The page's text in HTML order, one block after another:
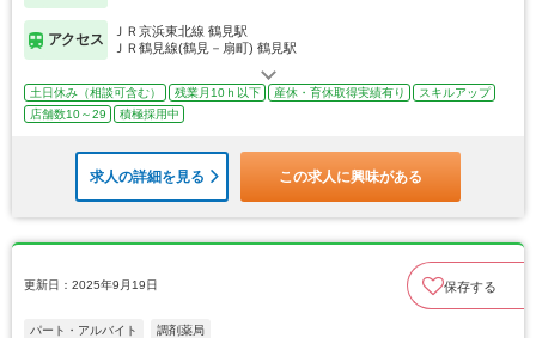
アクセス
ＪＲ京浜東北線 鶴見駅
ＪＲ鶴見線(鶴見－扇町) 鶴見駅
土日休み（相談可含む） 残業月10ｈ以下 産休・育休取得実績有り
スキルアップ
店舗数10～29
積極採用中
求人の詳細を見る この求人に興味がある
更新日：2025年9月19日 保存する
パート・アルバイト 調剤薬局